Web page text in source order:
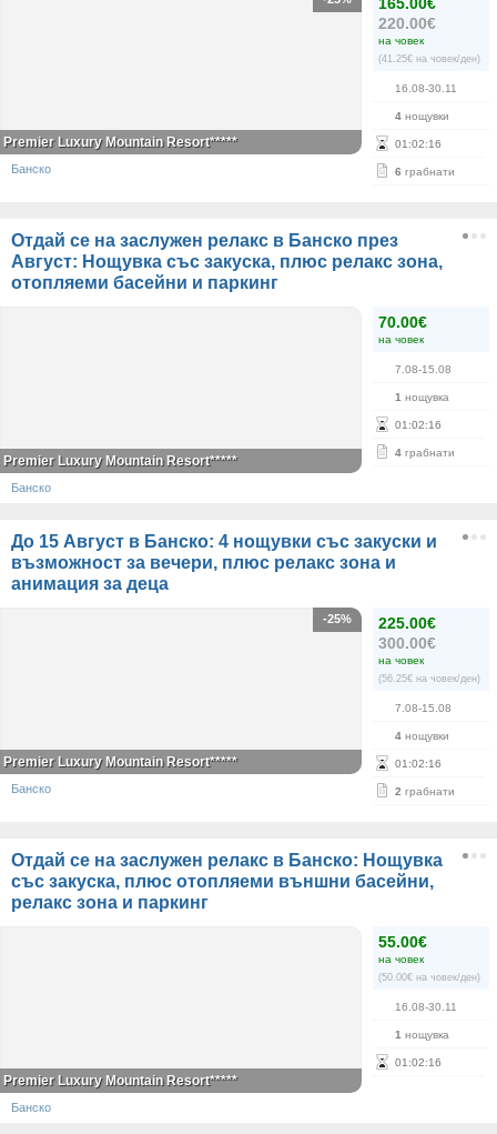
220.00€
на човек
(41.25€ на човек/ден)
16.08-30.11
4 нощувки
01 :02:16
6 грабнати
Premier Luxury Mountain Resort*****
Банско
Отдай се на заслужен релакс в Банско през
Август: Нощувка със закуска, плюс релакс зона,
отопляеми басейни и паркинг
70.00€
на човек
7.08-15.08
1 нощувка
01 :02:16
4 грабнати
Premier Luxury Mountain Resort*****
Банско
До 15 Август в Банско: 4 нощувки със закуски и
възможност за вечери, плюс релакс зона и
анимация за деца
225.00€
300.00€
на човек
(56.25€ на човек/ден)
7.08-15.08
4 нощувки
01 :02:16
2 грабнати
-25%
Premier Luxury Mountain Resort*****
Банско
Отдай се на заслужен релакс в Банско: Нощувка
със закуска, плюс отопляеми външни басейни,
релакс зона и паркинг
55.00€
на човек
(50.00€ на човек/ден)
16.08-30.11
1 нощувка
01 :02:16
Premier Luxury Mountain Resort*****
Банско